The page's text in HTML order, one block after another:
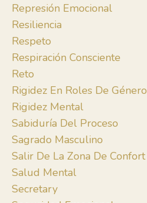
Represión Emocional
Resiliencia
Respeto
Respiración Consciente
Reto
Rigidez En Roles De Género
Rigidez Mental
Sabiduría Del Proceso
Sagrado Masculino
Salir De La Zona De Confort
Salud Mental
Secretary